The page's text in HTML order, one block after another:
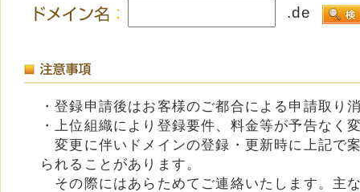
.de
・登録申請後はお客様のご都合による申請取り
・上位組織により登録要件、料金等が予告なく
変更に伴いドメインの登録・更新時に上記で
られることがあります。
その際にはあらためてご連絡いたします。主